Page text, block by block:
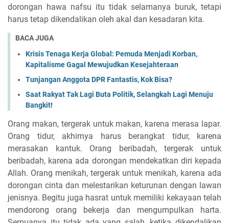
dorongan hawa nafsu itu tidak selamanya buruk, tetapi
harus tetap dikendalikan oleh akal dan kesadaran kita.
BACA JUGA
Krisis Tenaga Kerja Global: Pemuda Menjadi Korban,
Kapitalisme Gagal Mewujudkan Kesejahteraan
Tunjangan Anggota DPR Fantastis, Kok Bisa?
Saat Rakyat Tak Lagi Buta Politik, Selangkah Lagi Menuju
Bangkit!
Orang makan, tergerak untuk makan, karena merasa lapar.
Orang tidur, akhirnya harus berangkat tidur, karena
merasakan kantuk. Orang beribadah, tergerak untuk
beribadah, karena ada dorongan mendekatkan diri kepada
Allah. Orang menikah, tergerak untuk menikah, karena ada
dorongan cinta dan melestarikan keturunan dengan lawan
jenisnya. Begitu juga hasrat untuk memiliki kekayaan telah
mendorong orang bekerja dan mengumpulkan harta.